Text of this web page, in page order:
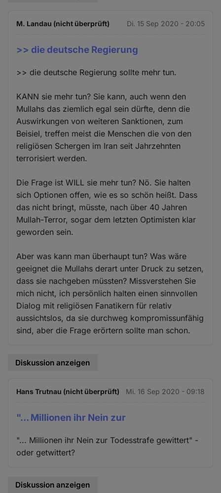
M. Landau (nicht überprüft) Di. 15 Sep 2020 - 20:05
>> die deutsche Regierung
>> die deutsche Regierung sollte mehr tun.
KANN sie mehr tun? Sie kann, auch wenn den
Mullahs das ziemlich egal sein dürfte, denn die
Auswirkungen von weiteren Sanktionen, zum
Beisiel, treffen meist die Menschen die von den
religiösen Schergen im Iran seit Jahrzehnten
terrorisiert werden.
Die Frage ist WILL sie mehr tun? Nö. Sie halten
sich Optionen offen, wie es so schön heißt. Dass
das nicht bringt, müsste, nach über 40 Jahren
Mullah-Terror, sogar dem letzten Optimisten klar
geworden sein.
Aber was kann man überhaupt tun? Was wäre
geeignet die Mullahs derart unter Druck zu setzen,
dass sie nachgeben müssten? Missverstehen Sie
mich nicht, ich persönlich halten einen sinnvollen
Dialog mit religiösen Fanatikern für relativ
aussichtslos, da sie durchweg kompromissunfähig
sind, aber die Frage erörtern sollte man schon.
Diskussion anzeigen
Hans Trutnau (nicht überprüft) Mi. 16 Sep 2020 - 09:18
"... Millionen ihr Nein zur
"... Millionen ihr Nein zur Todesstrafe gewittert" -
oder getwittert?
Diskussion anzeigen